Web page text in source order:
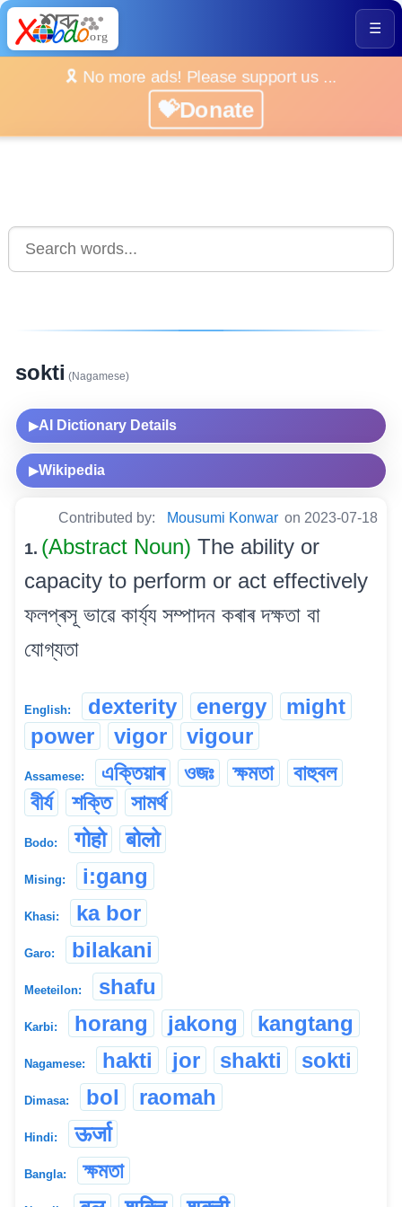
☰
🎗️ No more ads! Please support us ...
💝Donate
sokti (Nagamese)
▶AI Dictionary Details
▶Wikipedia
Contributed by: Mousumi Konwar on 2023-07-18
1. (Abstract Noun) The ability or
capacity to perform or act effectively
ফলপ্ৰসূ ভাৱে কাৰ্য্য সম্পাদন কৰাৰ দক্ষতা বা
যোগ্যতা
English: dexterity energy
might
power
vigor vigour
Assamese: এক্তিয়াৰ ওজঃ ক্ষমতা
বাহুবল
বীৰ্য
শক্তি সামৰ্থ
Bodo: गोहो बोलो
Mising: i:gang
Khasi: ka bor
Garo: bilakani
Meeteilon: shafu
Karbi: horang jakong kangtang
Nagamese: hakti jor shakti sokti
Dimasa: bol raomah
Hindi: ऊर्जा
Bangla: ক্ষমতা